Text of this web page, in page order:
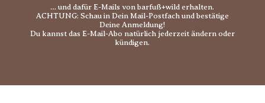
… und dafür E-Mails von barfuß+wild erhalten.
ACHTUNG: Schau in Dein Mail-Postfach und bestätige
Deine Anmeldung!
Du kannst das E-Mail-Abo natürlich jederzeit ändern oder
kündigen.